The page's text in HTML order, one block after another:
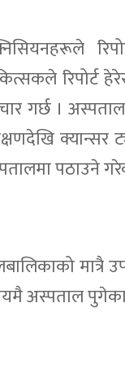
रिपोर्ट
गर्छ ।
क्यान्सर
पठाउने
मात्रै
अस्पताल